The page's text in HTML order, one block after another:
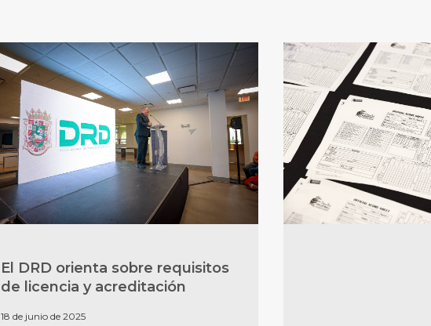
El DRD orienta sobre requisitos
de licencia y acreditación
18 de junio de 2025